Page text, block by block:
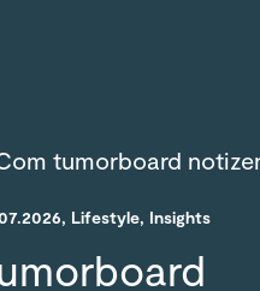
, Lifestyle, Insights